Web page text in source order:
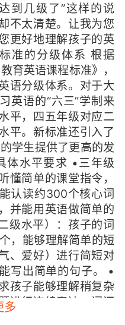
到几级了”这样的说
不太清楚。让我为您
更好地理解孩子的英
准的分级体系 根据
育英语课程标准》，
语分级体系。对于大
英语的“六三”学制来
平，四五年级对应二
平。新标准还引入了
学生提供了更高的发
体水平要求 •三年级
懂简单的课堂指令，
认读约300个核心词
并能用英语做简单的
级水平）：孩子的词
，能够理解简单的短
、爱好）进行简短对
写出简单的句子。 •
孩子能够理解稍复杂
进行连续表达，词汇
读简单的英语故事，
多